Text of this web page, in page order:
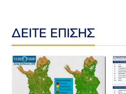
ΔΕΙΤΕ ΕΠΙΣΗΣ